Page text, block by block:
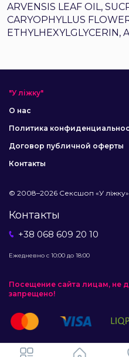
ARVENSIS LEAF OIL,
CARYOPHYLLUS
ETHYLHEXYLGLYCERIN,
"У ліжку"
О нас
Политика
Договор публичной оферты
Контакты
© 2008–2026 Сексшоп «У
Контакты
+38 068 609 20 10
Ежедневно с 10:00 до 18:00
Посещение сайта лицам, не
запрещено!